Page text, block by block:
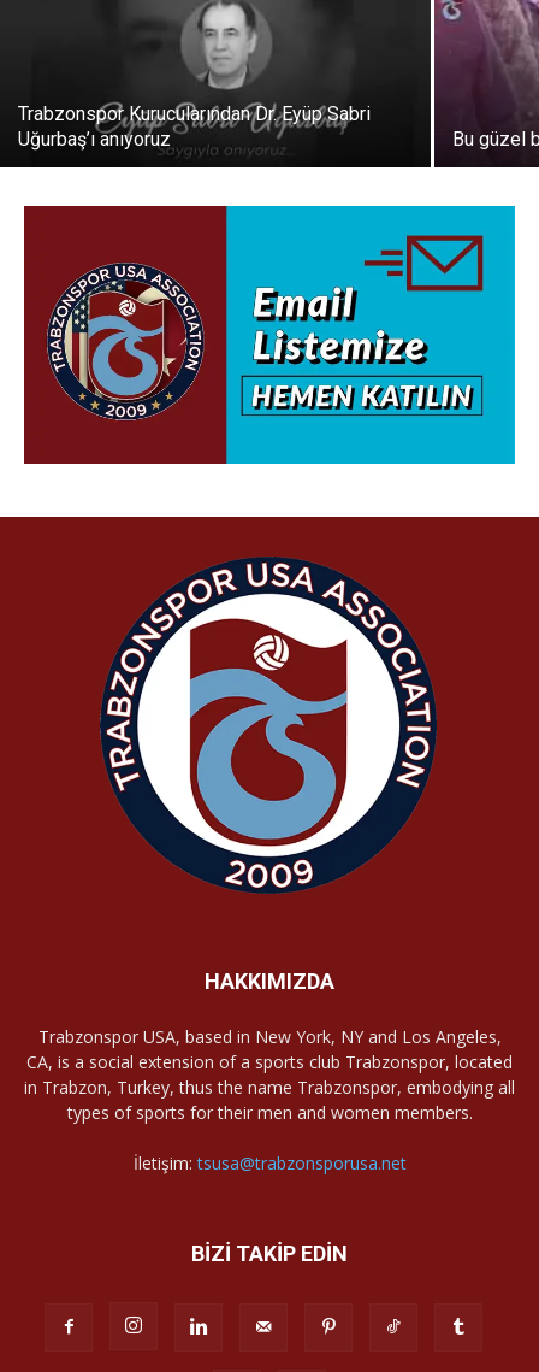
Trabzonspor Kurucularından Dr. Eyüp Sabri
Uğurbaş’ı anıyoruz
Bu güzel
HAKKIMIZDA
Trabzonspor USA, based in New York, NY and Los Angeles,
CA, is a social extension of a sports club Trabzonspor, located
in Trabzon, Turkey, thus the name Trabzonspor, embodying all
types of sports for their men and women members.
İletişim:tsusa@trabzonsporusa.net
BİZİ TAKİP EDİN